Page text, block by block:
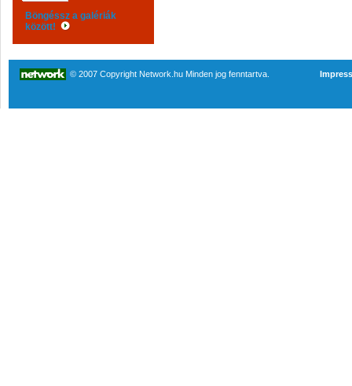
Böngéssz a galériák
között!
© 2007 Copyright Network.hu Minden jog fenntartva.